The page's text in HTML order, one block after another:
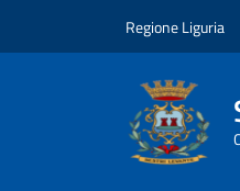
Regione Liguria